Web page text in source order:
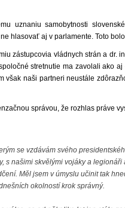
uznaniu samobyt­nosti
hlasovať aj v parlamente. Toto
zástupcovia vládnych strán a dr.
stretnutie ma zavolali ako
naši partneri neustále
správou, že rozhlas práve
se vzdávám svého
s našimi skvělými vojáky a
Měl jsem v úmyslu učinit tak
okolností krok správný.